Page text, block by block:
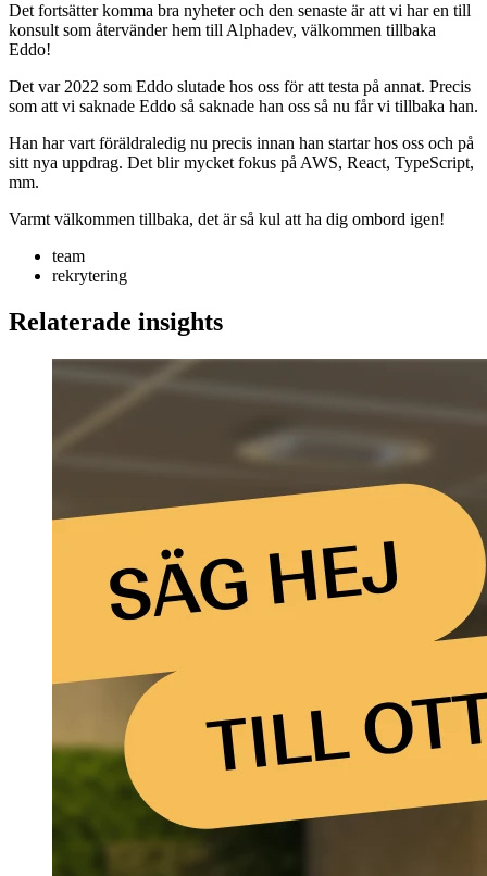
Det fortsätter komma bra nyheter och den senaste är att vi har en till
konsult som återvänder hem till Alphadev, välkommen tillbaka
Eddo!
Det var 2022 som Eddo slutade hos oss för att testa på annat. Precis
som att vi saknade Eddo så saknade han oss så nu får vi tillbaka han.
Han har vart föräldraledig nu precis innan han startar hos oss och på
sitt nya uppdrag. Det blir mycket fokus på AWS, React, TypeScript,
mm.
Varmt välkommen tillbaka, det är så kul att ha dig ombord igen!
team
rekrytering
Relaterade insights